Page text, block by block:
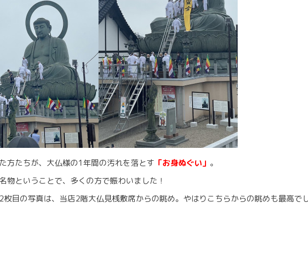
方たちが、大仏様の1年間の汚れを落とす 「お身ぬぐい」 。
物ということで、多くの方で賑わいました！
枚目の写真は、当店2階大仏見桟敷席からの眺め。やはりこちらからの眺めも最高で